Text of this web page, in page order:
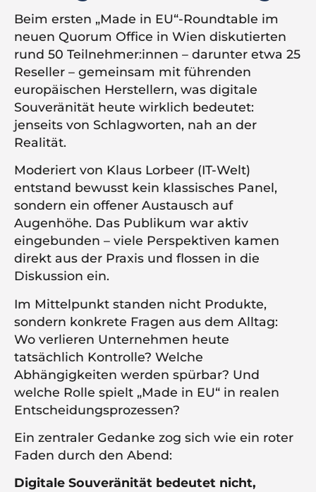
Beim ersten „Made in EU“-Roundtable im
neuen Quorum Office in Wien diskutierten
rund 50 Teilnehmer:innen – darunter etwa 25
Reseller – gemeinsam mit führenden
europäischen Herstellern, was digitale
Souveränität heute wirklich bedeutet:
jenseits von Schlagworten, nah an der
Realität.
Moderiert von Klaus Lorbeer (IT-Welt)
entstand bewusst kein klassisches Panel,
sondern ein offener Austausch auf
Augenhöhe. Das Publikum war aktiv
eingebunden – viele Perspektiven kamen
direkt aus der Praxis und flossen in die
Diskussion ein.
Im Mittelpunkt standen nicht Produkte,
sondern konkrete Fragen aus dem Alltag:
Wo verlieren Unternehmen heute
tatsächlich Kontrolle? Welche
Abhängigkeiten werden spürbar? Und
welche Rolle spielt „Made in EU“ in realen
Entscheidungsprozessen?
Ein zentraler Gedanke zog sich wie ein roter
Faden durch den Abend:
Digitale Souveränität bedeutet nicht,